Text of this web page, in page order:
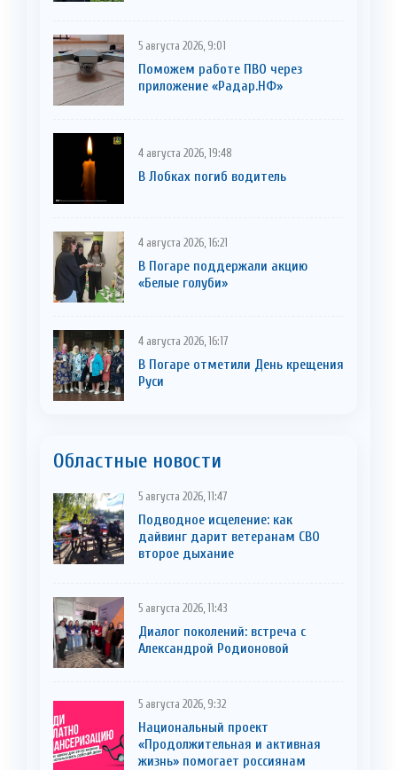
5 августа 2026, 9:01
Поможем работе ПВО через
приложение «Радар.НФ»
4 августа 2026, 19:48
В Лобках погиб водитель
4 августа 2026, 16:21
В Погаре поддержали акцию
«Белые голуби»
4 августа 2026, 16:17
В Погаре отметили День крещения
Руси
Областные новости
5 августа 2026, 11:47
Подводное исцеление: как
дайвинг дарит ветеранам СВО
второе дыхание
5 августа 2026, 11:43
Диалог поколений: встреча с
Александрой Родионовой
5 августа 2026, 9:32
Национальный проект
«Продолжительная и активная
жизнь» помогает россиянам